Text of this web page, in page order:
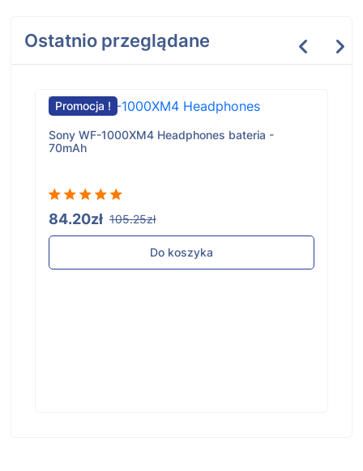
Ostatnio przeglądane
Promocja !
Sony WF-1000XM4 Headphones bateria -
70mAh
84.20zł 105.25zł
Do koszyka